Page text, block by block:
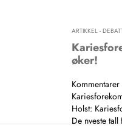
ARTIKKEL -
øker!
Holst:
De nyeste